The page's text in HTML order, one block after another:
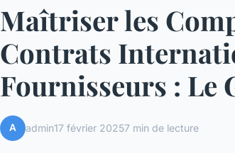
Maîtriser les
Contrats
Fournisseurs : Le
A admin17 février 20257 min de lecture